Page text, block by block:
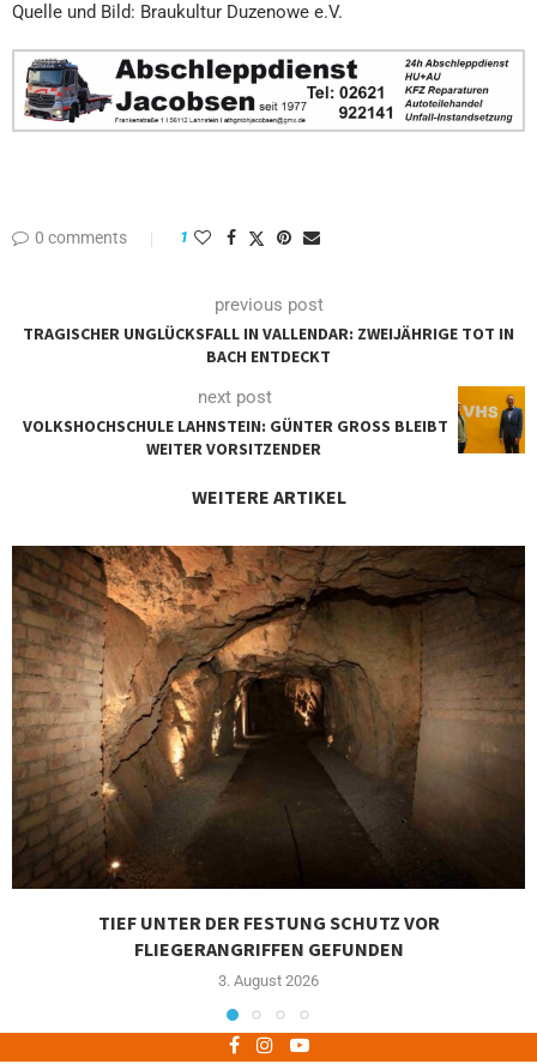
Quelle und Bild: Braukultur Duzenowe e.V.
0 comments 1
previous post
TRAGISCHER UNGLÜCKSFALL IN VALLENDAR: ZWEIJÄHRIGE TOT IN
BACH ENTDECKT
next post
VOLKSHOCHSCHULE LAHNSTEIN: GÜNTER GROSS BLEIBT W
EITER VORSITZENDER
WEITERE ARTIKEL
TIEF UNTER DER FESTUNG SCHUTZ VOR
FLIEGERANGRIFFEN GEFUNDEN
3. August 2026